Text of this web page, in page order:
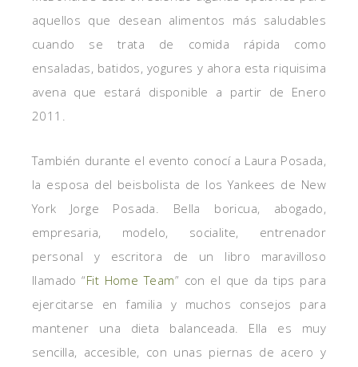
aquellos que desean alimentos más saludables
cuando se trata de comida rápida como
ensaladas, batidos, yogures y ahora esta riquisima
avena que estará disponible a partir de Enero
2011.
También durante el evento conocí a Laura Posada,
la esposa del beisbolista de los Yankees de New
York Jorge Posada. Bella boricua, abogado,
empresaria, modelo, socialite, entrenador
personal y escritora de un libro maravilloso
llamado “Fit Home Team” con el que da tips para
ejercitarse en familia y muchos consejos para
mantener una dieta balanceada. Ella es muy
sencilla, accesible, con unas piernas de acero y